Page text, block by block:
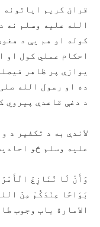
قران کریم
الله علیه وسلم نه
کوله او هم يې د
احکام عملي کول او
یوازې پر ظاهر
ده او رسول الله
د دغې قاعدې پيروي
لاندې به د تکفیر د
علیه وسلم څو
وَأَنْ لَا نُنَازِعَ
بَوَاحًا عِنْدَكُمْ مِنَ
الامارة باب وجوب